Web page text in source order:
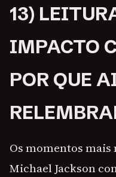
13)
IMPACTO
POR QUE
Os momentos
Michael Jackson